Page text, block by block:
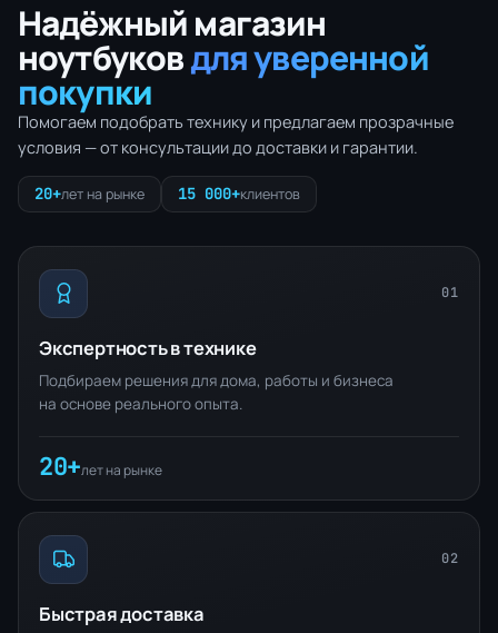
Надёжный магазин
ноутбуковдля уверенной
покупки
Помогаем подобрать технику и предлагаем прозрачные
условия — от консультации до доставки и гарантии.
20+лет на рынке 15 000+клиентов
01
Экспертность в технике
Подбираем решения для дома, работы и бизнеса
на основе реального опыта.
20+лет на рынке
02
Быстрая доставка